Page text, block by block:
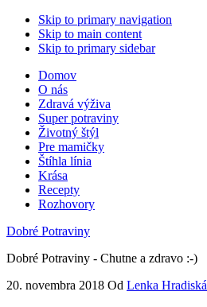
Skip to primary navigation
Skip to main content
Skip to primary sidebar
Domov
O nás
Zdravá výživa
Super potraviny
Životný štýl
Pre mamičky
Štíhla línia
Krása
Recepty
Rozhovory
Dobré Potraviny
Dobré Potraviny - Chutne a zdravo :-)
20. novembra 2018 Od Lenka Hradiská